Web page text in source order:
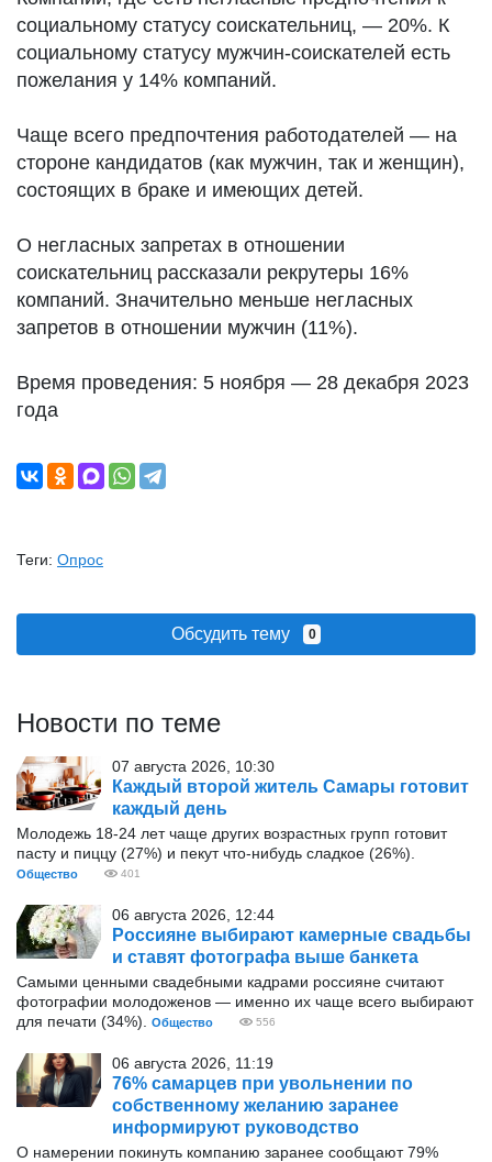
социальному статусу соискательниц, — 20%. К
социальному статусу мужчин-соискателей есть
пожелания у 14% компаний.
Чаще всего предпочтения работодателей — на
стороне кандидатов (как мужчин, так и женщин),
состоящих в браке и имеющих детей.
О негласных запретах в отношении
соискательниц рассказали рекрутеры 16%
компаний. Значительно меньше негласных
запретов в отношении мужчин (11%).
Время проведения: 5 ноября — 28 декабря 2023
года
Теги: Опрос
Обсудить тему 0
Новости по теме
07 августа 2026, 10:30
Каждый второй житель Самары готовит
каждый день
Молодежь 18-24 лет чаще других возрастных групп готовит
пасту и пиццу (27%) и пекут что-нибудь сладкое (26%).
Общество 401
06 августа 2026, 12:44
Россияне выбирают камерные свадьбы
и ставят фотографа выше банкета
Самыми ценными свадебными кадрами россияне считают
фотографии молодоженов — именно их чаще всего выбирают
для печати (34%).
Общество 556
06 августа 2026, 11:19
76% самарцев при увольнении по
собственному желанию заранее
информируют руководство
О намерении покинуть компанию заранее сообщают 79%